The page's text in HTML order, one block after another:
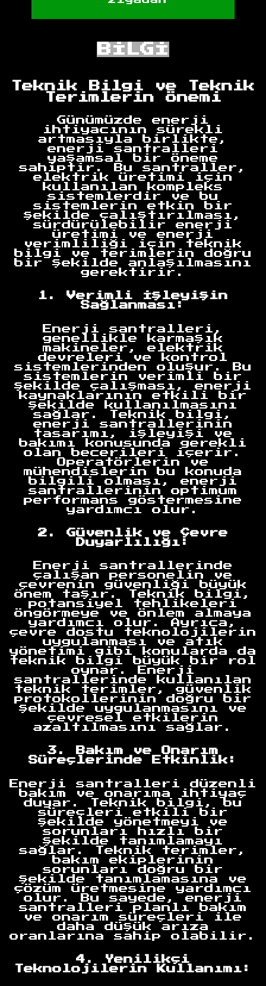
BİLGİ
Teknik Bilgi ve Teknik
Terimlerin Önemi
Günümüzde enerji
ihtiyacının sürekli
artmasıyla birlikte,
enerji santralleri
yaşamsal bir öneme
sahiptir. Bu santraller,
elektrik üretimi için
kullanılan kompleks
sistemlerdir ve bu
sistemlerin etkin bir
şekilde çalıştırılması,
sürdürülebilir enerji
üretimi ve enerji
verimliliği için teknik
bilgi ve terimlerin doğru
bir şekilde anlaşılmasını
gerektirir.
1. Verimli İşleyişin
Sağlanması:
Enerji santralleri,
genellikle karmaşık
makineler, elektrik
devreleri ve kontrol
sistemlerinden oluşur. Bu
sistemlerin verimli bir
şekilde çalışması, enerji
kaynaklarının etkili bir
şekilde kullanılmasını
sağlar. Teknik bilgi,
enerji santrallerinin
tasarımı, işleyişi ve
bakımı konusunda gerekli
olan becerileri içerir.
Operatörlerin ve
mühendislerin bu konuda
bilgili olması, enerji
santrallerinin optimum
performans göstermesine
yardımcı olur.
2. Güvenlik ve Çevre
Duyarlılığı:
Enerji santrallerinde
çalışan personelin ve
çevrenin güvenliği büyük
önem taşır. Teknik bilgi,
potansiyel tehlikeleri
öngörmeye ve önlem almaya
yardımcı olur. Ayrıca,
çevre dostu teknolojilerin
uygulanması ve atık
yönetimi gibi konularda da
teknik bilgi büyük bir rol
oynar. Enerji
santrallerinde kullanılan
teknik terimler, güvenlik
protokollerinin doğru bir
şekilde uygulanmasını ve
çevresel etkilerin
azaltılmasını sağlar.
3. Bakım ve Onarım
Süreçlerinde Etkinlik:
Enerji santralleri düzenli
bakım ve onarıma ihtiyaç
duyar. Teknik bilgi, bu
süreçleri etkili bir
şekilde yönetmeyi ve
sorunları hızlı bir
şekilde tanımlamayı
sağlar. Teknik terimler,
bakım ekiplerinin
sorunları doğru bir
şekilde tanımlamasına ve
çözüm üretmesine yardımcı
olur. Bu sayede, enerji
santralleri planlı bakım
ve onarım süreçleri ile
daha düşük arıza
oranlarına sahip olabilir.
4. Yenilikçi
Teknolojilerin Kullanımı: